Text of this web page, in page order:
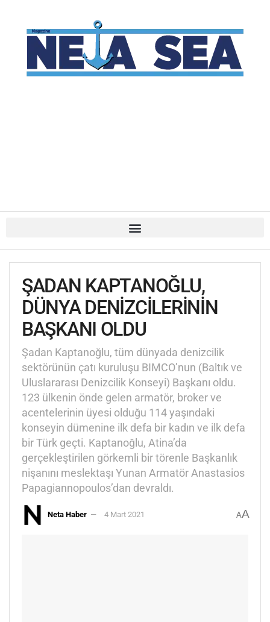
ŞADAN KAPTANOĞLU,
DÜNYA DENİZCİLERİNİN
BAŞKANI OLDU
Şadan Kaptanoğlu, tüm dünyada denizcilik
sektörünün çatı kuruluşu BIMCO’nun (Baltık ve
Uluslararası Denizcilik Konseyi) Başkanı oldu.
123 ülkenin önde gelen armatör, broker ve
acentelerinin üyesi olduğu 114 yaşındaki
konseyin dümenine ilk defa bir kadın ve ilk defa
bir Türk geçti. Kaptanoğlu, Atina’da
gerçekleştirilen görkemli bir törenle Başkanlık
nişanını meslektaşı Yunan Armatör Anastasios
Papagiannopoulos’dan devraldı.
Neta Haber 4 Mart 2021 AA